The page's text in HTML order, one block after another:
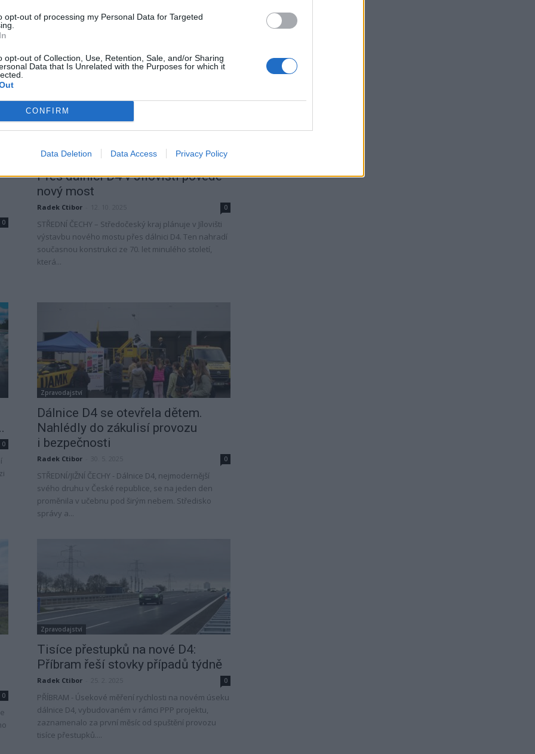
opt-out of processing my Personal Data for Targeted
opt-out of Collection, Use, Retention, Sale, and/or Sharing
Data that Is Unrelated with the Purposes for which it
CONFIRM
Data Deletion Data Access Privacy Policy
nová pobočka amerického řetězce rychlého
občerstvení Popeyes. Jde o první samostatně stojící
0
Zpravodajství
Přes dálnici D4 v Jílovišti povede
nový most
Radek Ctibor 0
STŘEDNÍ ČECHY – Středočeský kraj plánuje v Jílovišti
výstavbu nového mostu přes dálnici D4. Ten nahradí
současnou konstrukci ze 70. let minulého století,
která...
0
Zpravodajství
Dálnice D4 se otevřela dětem.
Nahlédly do zákulisí provozu
i bezpečnosti
Radek Ctibor 0
STŘEDNÍ/JIŽNÍ ČECHY - Dálnice D4, nejmodernější
svého druhu v České republice, se na jeden den
proměnila v učebnu pod širým nebem. Středisko
správy a...
0
Zpravodajství
Tisíce přestupků na nové D4:
Příbram řeší stovky případů týdně
Radek Ctibor 0
PŘÍBRAM - Úsekové měření rychlosti na novém úseku
dálnice D4, vybudovaném v rámci PPP projektu,
zaznamenalo za první měsíc od spuštění provozu
tisíce přestupků....